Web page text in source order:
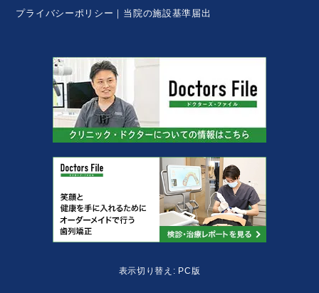
プライバシーポリシー 当院の施設基準届出
表示切り替え: PC版